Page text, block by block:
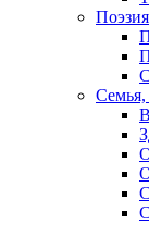
Поэзия